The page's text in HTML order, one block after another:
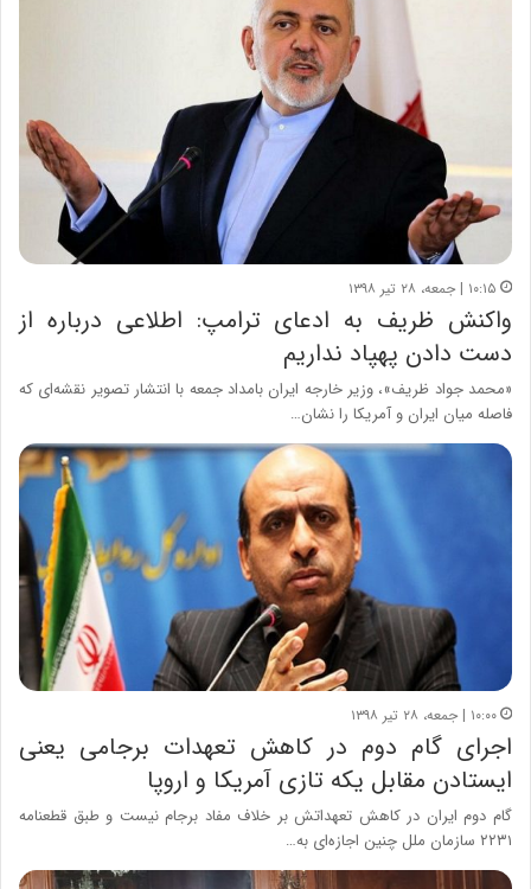
۱۰:۱۵ | جمعه، ۲۸ تیر ۱۳۹۸
واکنش ظریف به ادعای ترامپ: اطلاعی درباره از
دست دادن پهپاد نداریم
«محمد جواد ظریف»، وزیر خارجه ایران بامداد جمعه با انتشار تصویر نقشه‌ای که
فاصله میان ایران و آمریکا را نشان…
۱۰:۰۰ | جمعه، ۲۸ تیر ۱۳۹۸
اجرای گام دوم در کاهش تعهدات برجامی یعنی
ایستادن مقابل یکه‌ تازی آمریکا و اروپا
گام دوم ایران در کاهش تعهداتش بر خلاف مفاد برجام نیست و طبق قطعنامه
۲۲۳۱ سازمان ملل چنین اجازه‌ای به…